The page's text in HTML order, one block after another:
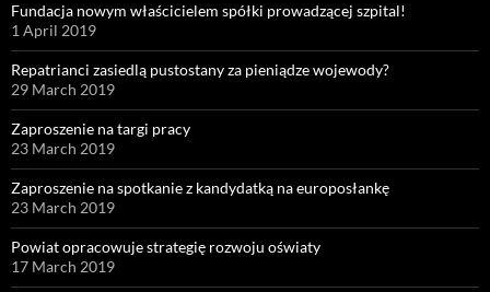
Fundacja nowym właścicielem spółki prowadzącej szpital!
1 April 2019
Repatrianci zasiedlą pustostany za pieniądze wojewody?
29 March 2019
Zaproszenie na targi pracy
23 March 2019
Zaproszenie na spotkanie z kandydatką na europosłankę
23 March 2019
Powiat opracowuje strategię rozwoju oświaty
17 March 2019